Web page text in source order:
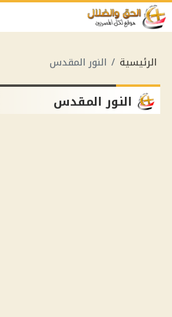
الرئيسية النور المقدس
النور المقدس